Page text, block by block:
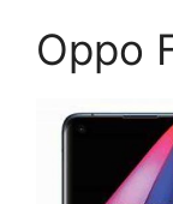
Oppo